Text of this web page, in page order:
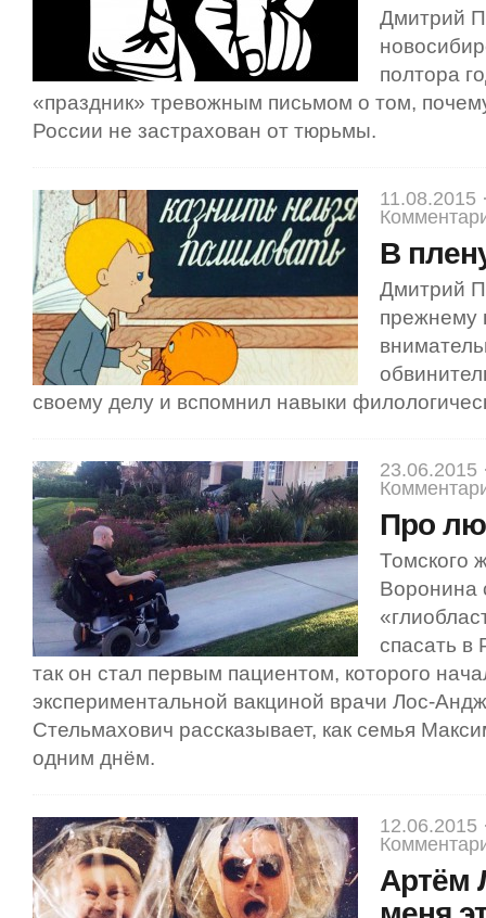
Дмитрий
полтора
«праздник» тревожным письмом о том,
России не застрахован от тюрьмы.
11.08.2015
В
Дмитрий
прежнему
своему делу и вспомнил навыки
23.06.2015
Про
Томского
Воронина
спасать
так он стал первым пациентом, которого
экспериментальной вакциной врачи Лос-
Стельмахович рассказывает, как семья
одним днём.
12.06.2015
Артём